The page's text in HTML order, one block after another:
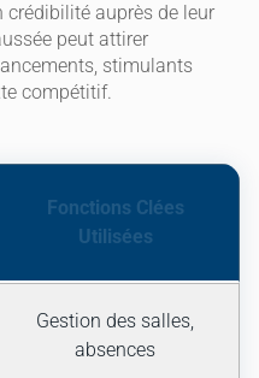
crédibilité auprès de leur
peut attirer
stimulants
compétitif.
Fonctions Clées
Utilisées
Gestion des salles,
absences